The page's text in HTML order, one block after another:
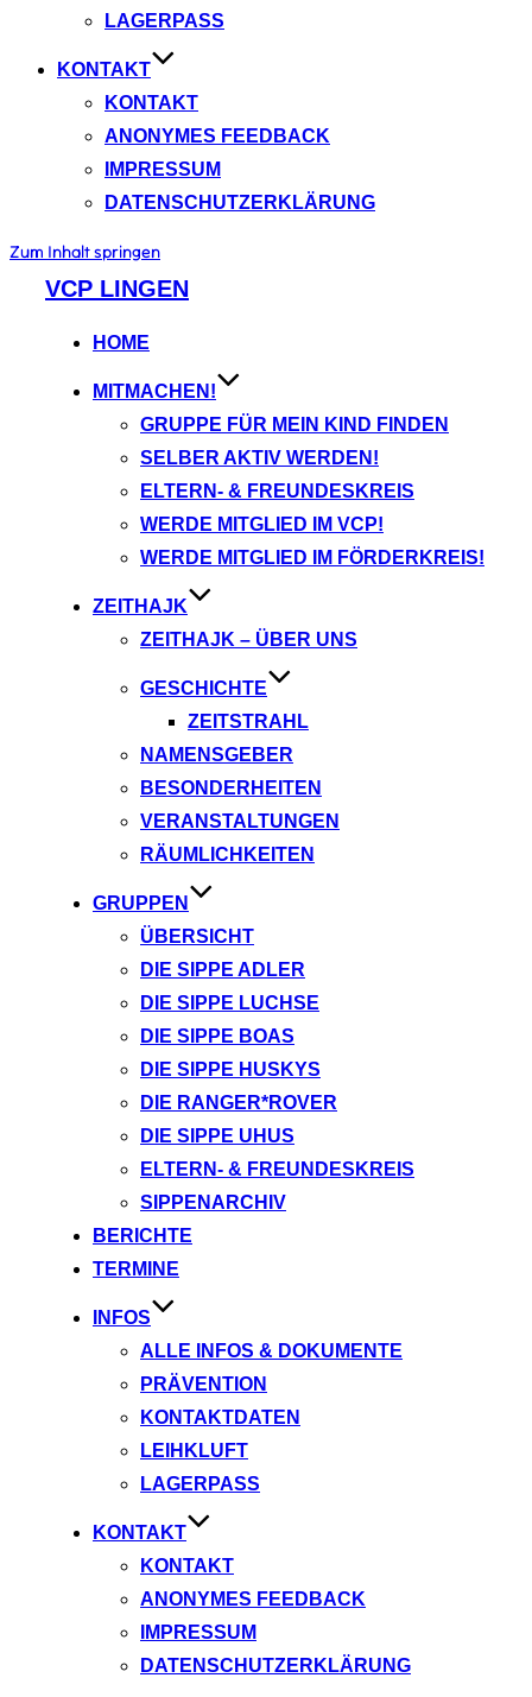
LAGERPASS
KONTAKT
KONTAKT
ANONYMES FEEDBACK
IMPRESSUM
DATENSCHUTZERKLÄRUNG
Zum Inhalt springen
VCP LINGEN
HOME
MITMACHEN!
GRUPPE FÜR MEIN KIND FINDEN
SELBER AKTIV WERDEN!
ELTERN- & FREUNDESKREIS
WERDE MITGLIED IM VCP!
WERDE MITGLIED IM FÖRDERKREIS!
ZEITHAJK
ZEITHAJK – ÜBER UNS
GESCHICHTE
ZEITSTRAHL
NAMENSGEBER
BESONDERHEITEN
VERANSTALTUNGEN
RÄUMLICHKEITEN
GRUPPEN
ÜBERSICHT
DIE SIPPE ADLER
DIE SIPPE LUCHSE
DIE SIPPE BOAS
DIE SIPPE HUSKYS
DIE RANGER*ROVER
DIE SIPPE UHUS
ELTERN- & FREUNDESKREIS
SIPPENARCHIV
BERICHTE
TERMINE
INFOS
ALLE INFOS & DOKUMENTE
PRÄVENTION
KONTAKTDATEN
LEIHKLUFT
LAGERPASS
KONTAKT
KONTAKT
ANONYMES FEEDBACK
IMPRESSUM
DATENSCHUTZERKLÄRUNG